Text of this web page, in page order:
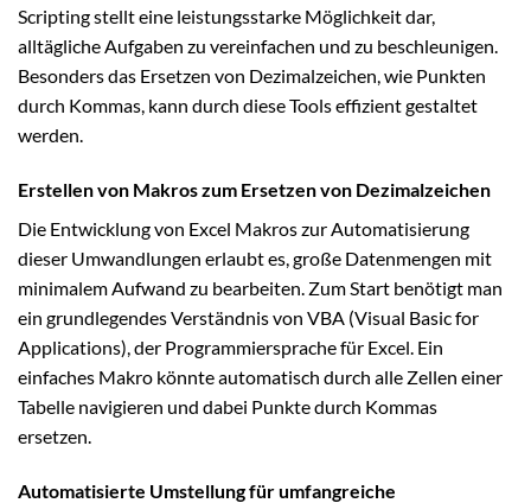
Scripting stellt eine leistungsstarke Möglichkeit dar,
alltägliche Aufgaben zu vereinfachen und zu beschleunigen.
Besonders das Ersetzen von Dezimalzeichen, wie Punkten
durch Kommas, kann durch diese Tools effizient gestaltet
werden.
Erstellen von Makros zum Ersetzen von Dezimalzeichen
Die Entwicklung von Excel Makros zur Automatisierung
dieser Umwandlungen erlaubt es, große Datenmengen mit
minimalem Aufwand zu bearbeiten. Zum Start benötigt man
ein grundlegendes Verständnis von VBA (Visual Basic for
Applications), der Programmiersprache für Excel. Ein
einfaches Makro könnte automatisch durch alle Zellen einer
Tabelle navigieren und dabei Punkte durch Kommas
ersetzen.
Automatisierte Umstellung für umfangreiche